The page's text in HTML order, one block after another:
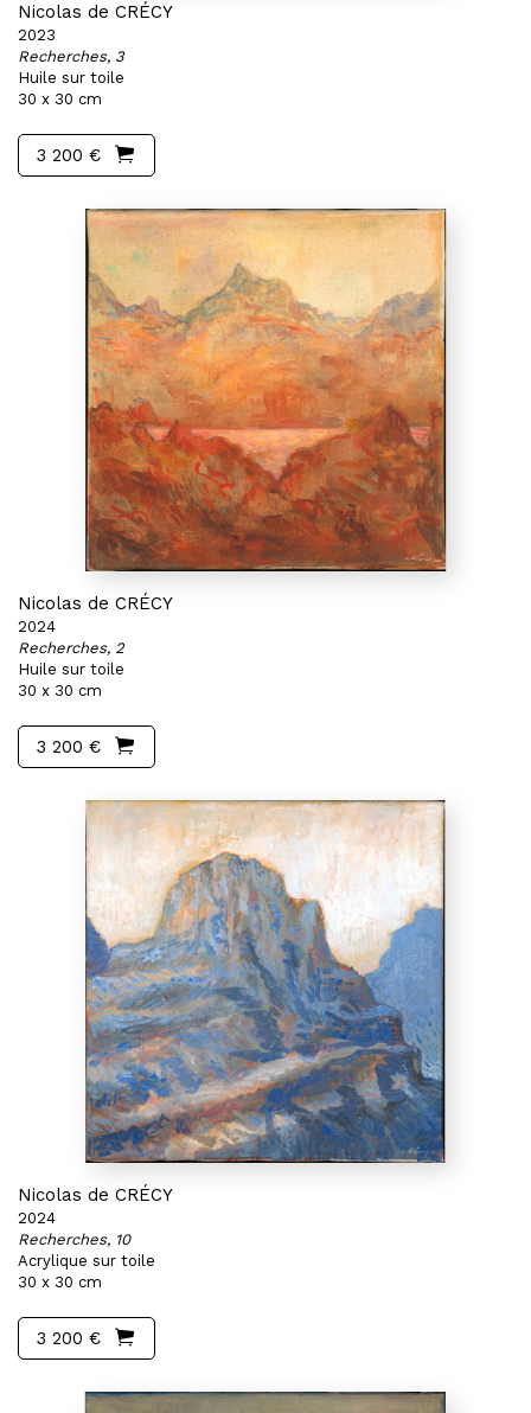
Nicolas de CRÉCY
2023
Recherches, 3
Huile sur toile
30 x 30 cm
3 200 €
Nicolas de CRÉCY
2024
Recherches, 2
Huile sur toile
30 x 30 cm
3 200 €
Nicolas de CRÉCY
2024
Recherches, 10
Acrylique sur toile
30 x 30 cm
3 200 €